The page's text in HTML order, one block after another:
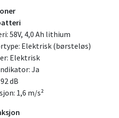
58V, 4,0 Ah lithium
Elektrisk (børsteløs)
Elektrisk
Ja
dB
1,6 m/s²